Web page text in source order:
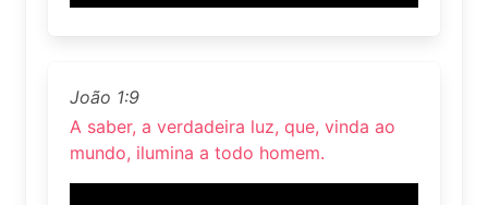
João 1:9
A saber, a verdadeira luz, que, vinda ao
mundo, ilumina a todo homem.